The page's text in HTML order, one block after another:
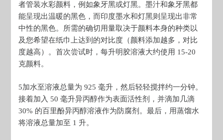
者管装水彩颜料，例如象牙黑或灯黑。墨汁和象牙黑都
能呈现出温暖的黑色，而印度墨水和灯黑则呈现出非常
中性的黑色。所需的确切用量取决于颜料本身的种类以
及您希望在纸巾上达到的对比度（颜料添加越多，对比
度越高）。首次尝试时，每升明胶溶液大约使用 15-20
克颜料。
5加水至溶液总量为 925 毫升，然后轻轻搅拌约一分钟。
接着加入 50 毫升异丙醇作为表面活性剂，并滴加几滴
30% 的百里酚异丙醇溶液作为防腐剂。最后，用蒸馏水
将溶液总量加至 1 升。